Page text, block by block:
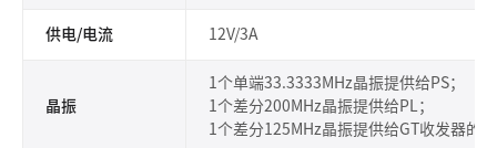
供电/电流 12V/3A
晶振
1个单端33.3333MHz晶振提供给PS；
1个差分200MHz晶振提供给PL；
1个差分125MHz晶振提供给GT收发器的